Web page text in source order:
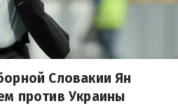
Словакии Ян
против Украины